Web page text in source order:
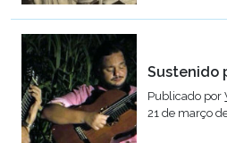
Sustenido
Publicado por
21 de março